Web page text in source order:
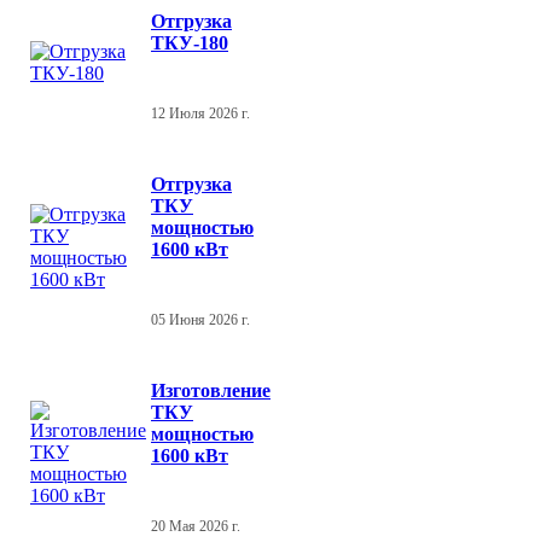
Отгрузка
ТКУ-180
12 Июля 2026 г.
Отгрузка
ТКУ
мощностью
1600 кВт
05 Июня 2026 г.
Изготовление
ТКУ
мощностью
1600 кВт
20 Мая 2026 г.